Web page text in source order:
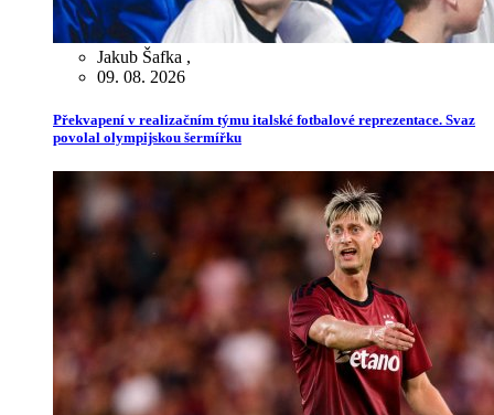
Jakub Šafka ,
09. 08. 2026
Překvapení v realizačním týmu italské fotbalové reprezentace. Svaz
povolal olympijskou šermířku